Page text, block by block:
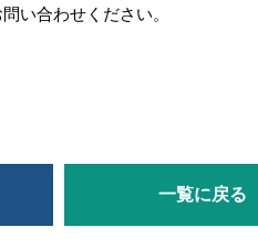
い合わせください。
一覧に戻る